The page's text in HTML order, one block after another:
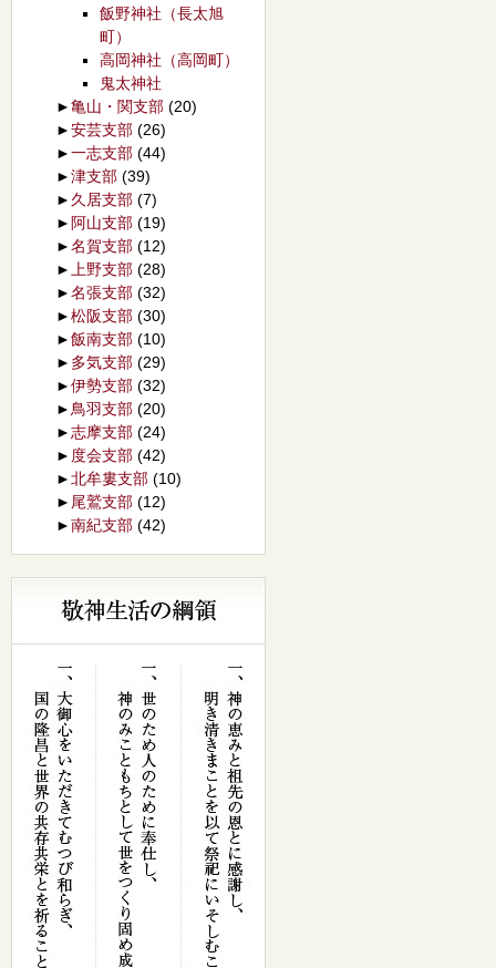
飯野神社（長太旭
町）
高岡神社（高岡町）
鬼太神社
►亀山・関支部 (20)
►安芸支部 (26)
►一志支部 (44)
►津支部 (39)
► 久居支部 (7)
► 阿山支部 (19)
►名賀支部 (12)
►
上野支部 (28)
►名張支部 (32)
►松阪支部 (30)
►飯南支部 (10)
► 多気支部 (29)
►伊勢支部 (32)
► 鳥羽支部 (20)
►志摩支部 (24)
► 度会支部 (42)
►北牟婁支部 (10)
► 尾鷲支部 (12)
►南紀支部 (42)